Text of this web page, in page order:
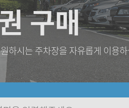
구매
하시는 주차장을 자유롭게 이용